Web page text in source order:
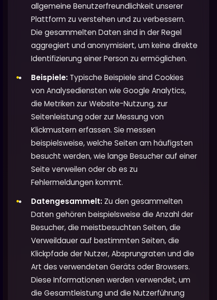
allgemeine Benutzerfreundlichkeit unserer
Plattform zu verstehen und zu verbessern.
Die gesammelten Daten sind in der Regel
aggregiert und anonymisiert, um keine direkte
Identifizierung einer Person zu ermöglichen.
Beispiele: Typische Beispiele sind Cookies
von Analysediensten wie Google Analytics,
die Metriken zur Website-Nutzung, zur
Seitenleistung oder zur Messung von
Klickmustern erfassen. Sie messen
beispielsweise, welche Seiten am häufigsten
besucht werden, wie lange Besucher auf einer
Seite verweilen oder ob es zu
Fehlermeldungen kommt.
Datengesammelt: Zu den gesammelten
Daten gehören beispielsweise die Anzahl der
Besucher, die meistbesuchten Seiten, die
Verweildauer auf bestimmten Seiten, die
Klickpfade der Nutzer, Absprungraten und die
Art des verwendeten Geräts oder Browsers.
Diese Informationen werden verwendet, um
die Gesamtleistung und die Nutzerführung